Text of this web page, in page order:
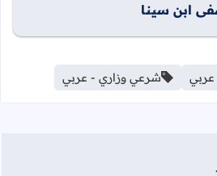
ابن سينا
عربي شرعي وزاري - عربي